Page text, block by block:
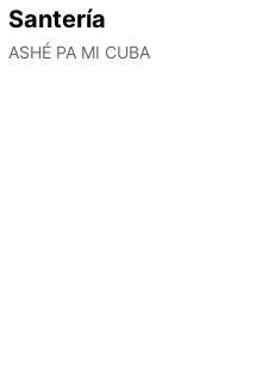
Santería
ASHÉ PA MI CUBA